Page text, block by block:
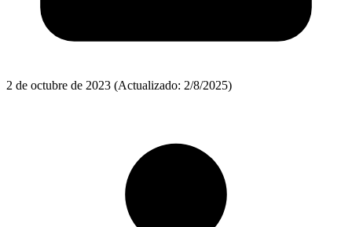
2 de octubre de 2023 (Actualizado: 2/8/2025)